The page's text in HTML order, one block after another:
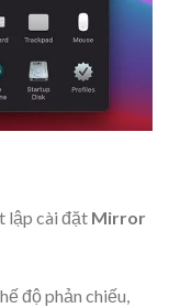
lập cài đặt Mirror
độ phản chiếu,